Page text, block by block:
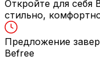
Откройте для себя
стильно,
Предложение
Befree